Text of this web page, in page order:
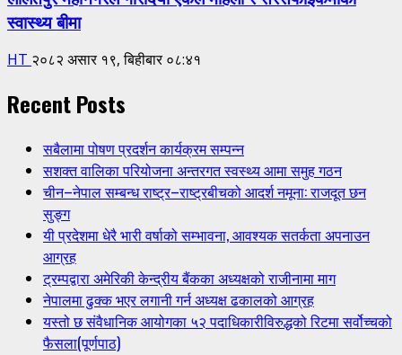
स्वास्थ्य बीमा
HT २०८२ असार १९, बिहीबार ०८:४१
Recent Posts
सबैलामा पोषण प्रदर्शन कार्यक्रम सम्पन्न
सशक्त वालिका परियोजना अन्तरगत स्वस्थ्य आमा समुह गठन
चीन–नेपाल सम्बन्ध राष्ट्र–राष्ट्रबीचको आदर्श नमूना: राजदूत छन
सुङ्ग
यी प्रदेशमा धेरै भारी वर्षाको सम्भावना, आवश्यक सतर्कता अपनाउन
आग्रह
ट्रम्पद्वारा अमेरिकी केन्द्रीय बैंकका अध्यक्षको राजीनामा माग
नेपालमा ढुक्क भएर लगानी गर्न अध्यक्ष ढकालको आग्रह
यस्तो छ संवैधानिक आयोगका ५२ पदाधिकारीविरुद्धको रिटमा सर्वोच्चको
फैसला(पूर्णपाठ)